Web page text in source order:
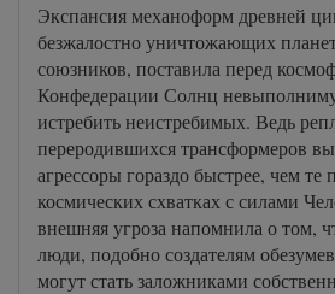
Экспансия механоформ древней
безжалостно уничтожающих
союзников, поставила перед
Конфедерации Солнц
истребить неистребимых. Ведь
переродившихся трансформеров
агрессоры гораздо быстрее, чем те
космических схватках с силами
внешняя угроза напомнила о том,
люди, подобно создателям
могут стать заложниками